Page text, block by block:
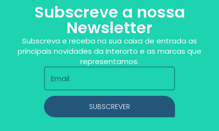
Subscreve a nossa
Newsletter
Subscreva e receba na sua caixa de entrada as
principais novidades da Interorto e as marcas que
representamos.
SUBSCREVER